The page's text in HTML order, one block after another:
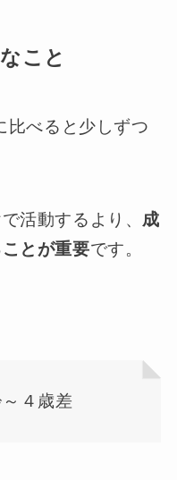
こと
比べると少しずつ
活動するより、 成
とが重要です。
４歳差